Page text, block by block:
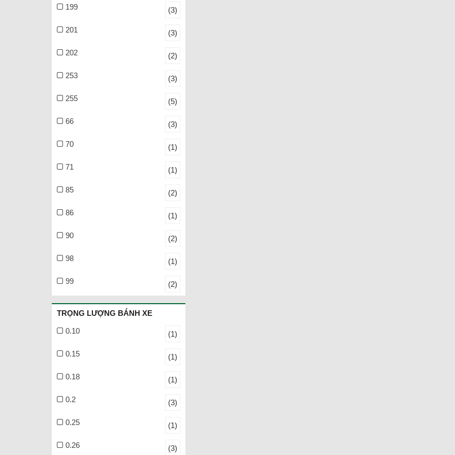
199 (3)
201 (3)
202 (2)
253 (3)
255 (5)
66 (3)
70 (1)
71 (1)
85 (2)
86 (1)
90 (2)
98 (1)
99 (2)
TRỌNG LƯỢNG BÁNH XE
0.10 (1)
0.15 (1)
0.18 (1)
0.2 (3)
0.25 (1)
0.26 (3)